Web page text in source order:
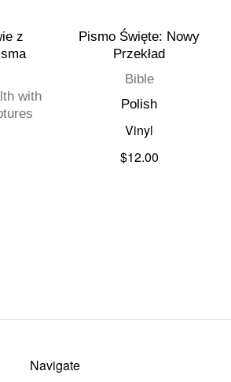
z
with
Pismo Święte: Nowy
Przekład
Bible
Polish
Vinyl
$12.00
Navigate